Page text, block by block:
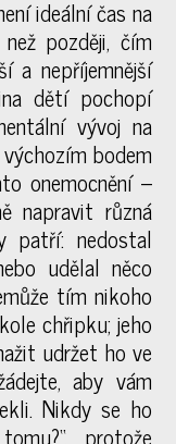
ideální čas na
později, čím
a nepříjemnější
dětí pochopí
vývoj na
bodem
onemocnění –
napravit různá
patří: nedostal
udělal něco
tím nikoho
chřipku; jeho
udržet ho ve
aby vám
Nikdy se ho